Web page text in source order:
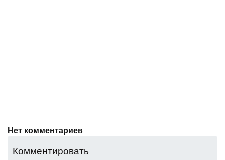
Нет комментариев
Комментировать